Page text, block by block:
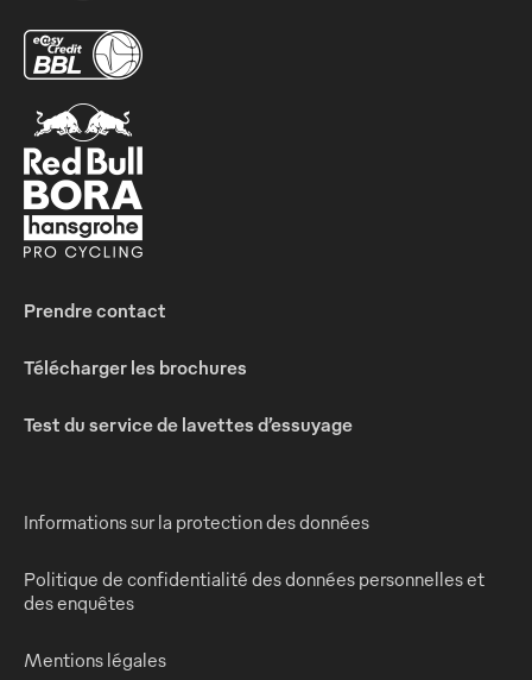
Prendre contact
Télécharger les brochures
Test du service de lavettes d’essuyage
Informations sur la protection des données
Politique de confidentialité des données personnelles et
des enquêtes
Mentions légales